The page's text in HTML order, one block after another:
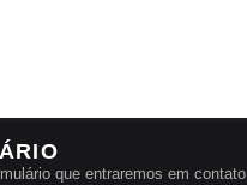
que entraremos em contato